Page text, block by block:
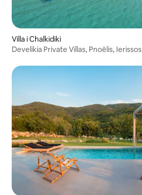
Villa i Chalkidiki
Develikia Private Villas, Pnoēlis, Ierissos